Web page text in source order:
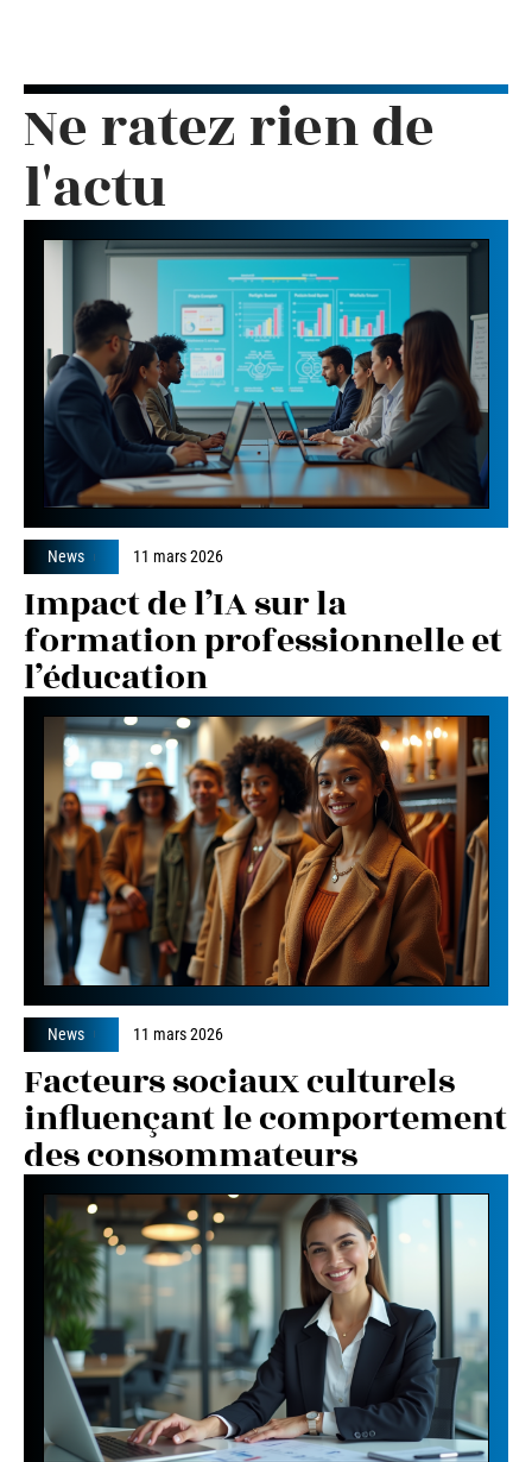
Ne ratez rien de
l'actu
News 11 mars 2026
Impact de l’IA sur la
formation professionnelle et
l’éducation
News 11 mars 2026
Facteurs sociaux culturels
influençant le comportement
des consommateurs